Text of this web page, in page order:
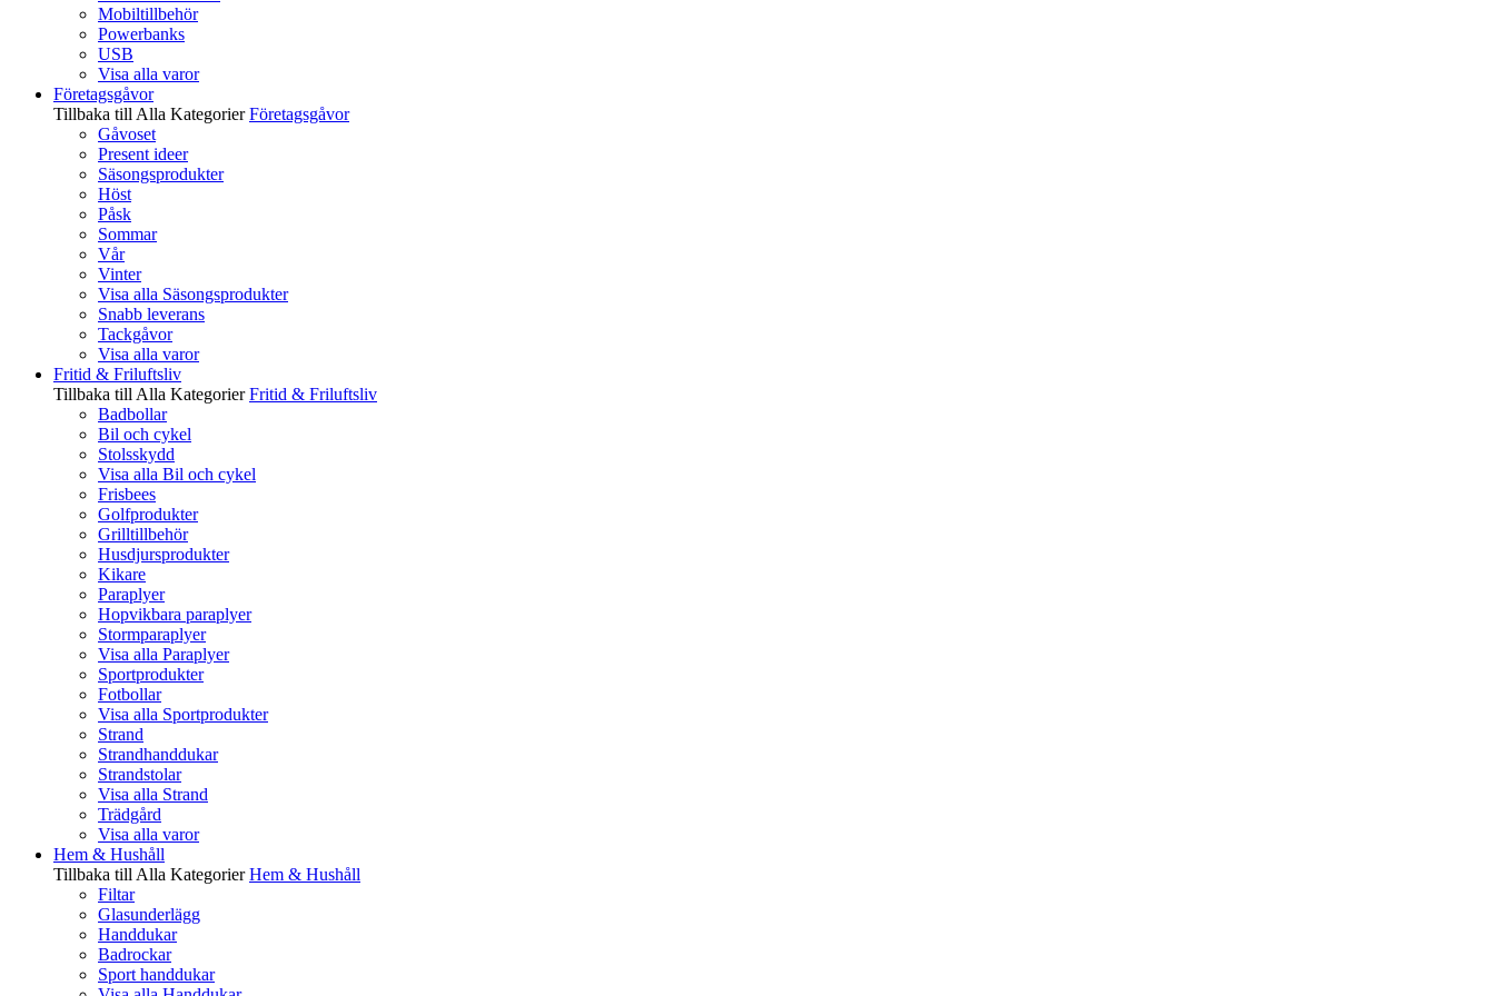
Mobiltillbehör
Powerbanks
USB
Visa alla varor
Företagsgåvor
Tillbaka till Alla Kategorier Företagsgåvor
Gåvoset
Present ideer
Säsongsprodukter
Höst
Påsk
Sommar
Vår
Vinter
Visa alla Säsongsprodukter
Snabb leverans
Tackgåvor
Visa alla varor
Fritid & Friluftsliv
Tillbaka till Alla Kategorier Fritid & Friluftsliv
Badbollar
Bil och cykel
Stolsskydd
Visa alla Bil och cykel
Frisbees
Golfprodukter
Grilltillbehör
Husdjursprodukter
Kikare
Paraplyer
Hopvikbara paraplyer
Stormparaplyer
Visa alla Paraplyer
Sportprodukter
Fotbollar
Visa alla Sportprodukter
Strand
Strandhanddukar
Strandstolar
Visa alla Strand
Trädgård
Visa alla varor
Hem & Hushåll
Tillbaka till Alla Kategorier Hem & Hushåll
Filtar
Glasunderlägg
Handdukar
Badrockar
Sport handdukar